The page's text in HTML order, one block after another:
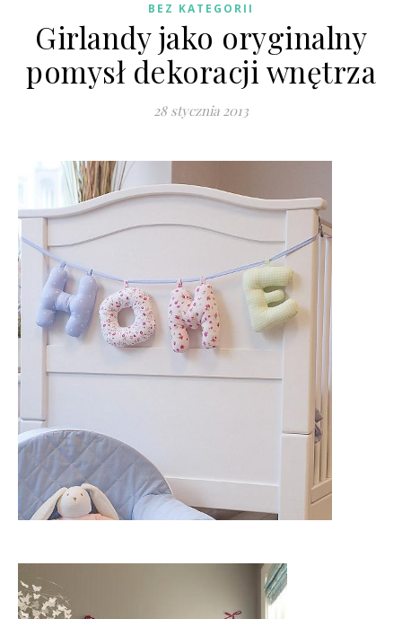
BEZ KATEGORII
Girlandy jako oryginalny
pomysł dekoracji wnętrza
28 stycznia 2013